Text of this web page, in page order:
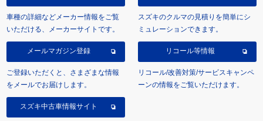
車種の詳細などメーカー情報をご覧
いただける、メーカーサイトです。
スズキのクルマの見積りを簡単にシ
ミュレーションできます。
メールマガジン登録
ご登録いただくと、さまざまな情報
をメールでお届けします。
リコール等情報
リコール/改善対策/サービスキャンペ
ーンの情報をご覧いただけます。
スズキ中古車情報サイト